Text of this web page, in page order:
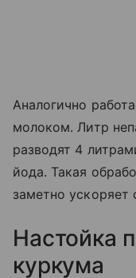
Аналогично
молоком. Литр
разводят 4
йода. Такая
заметно ускоряет
Настойка
куркума